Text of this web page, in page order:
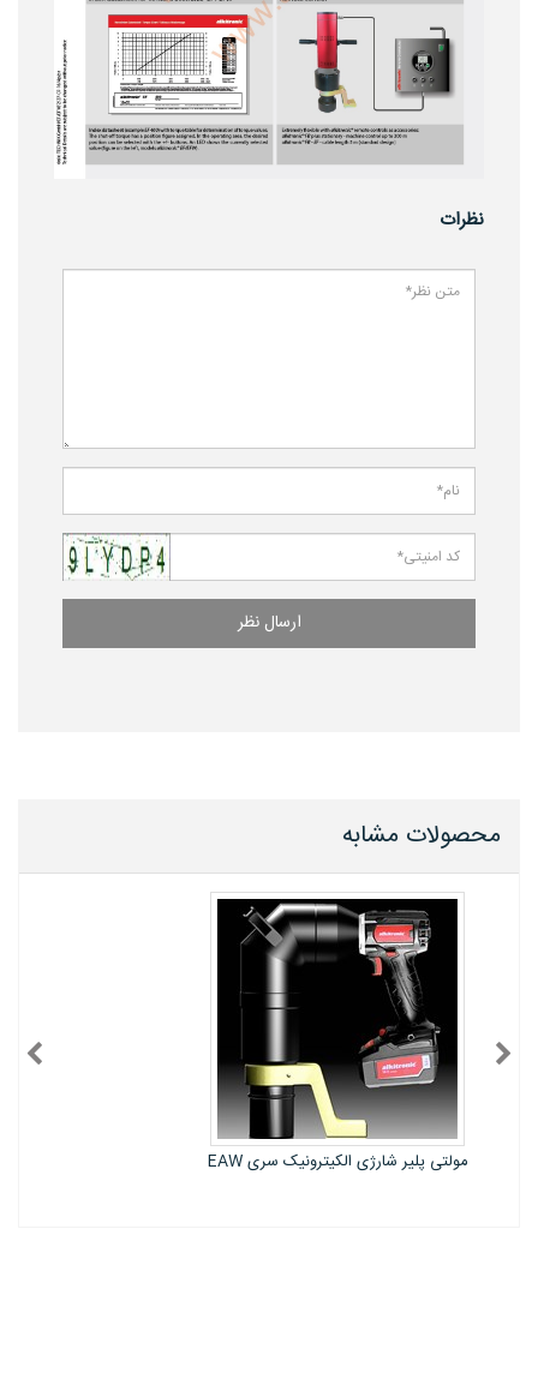
نظرات
ارسال نظر
محصولات مشابه
مولتی پلیر شارژی آلکیترونیک آلمان سری EA